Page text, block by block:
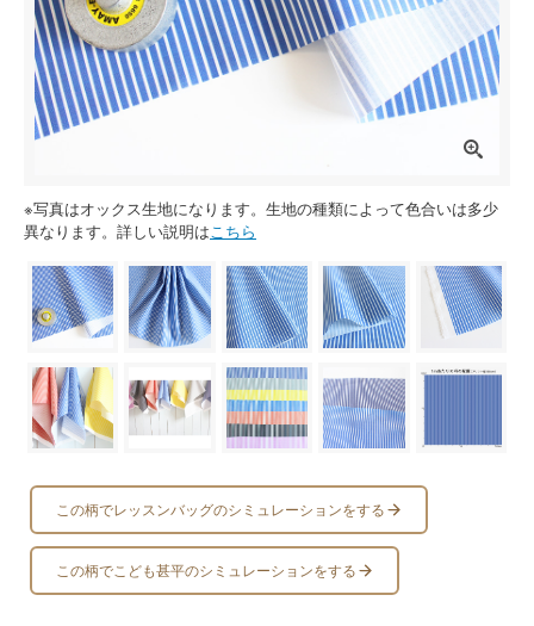
※写真はオックス生地になります。生地の種類によって色合いは多少
異なります。詳しい説明はこちら
この柄でレッスンバッグのシミュレーションをする
この柄でこども甚平のシミュレーションをする